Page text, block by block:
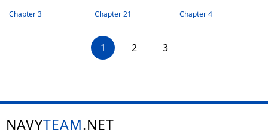
Chapter 3 Chapter 21 Chapter 4
1 2 3
NAVYTEAM.NET